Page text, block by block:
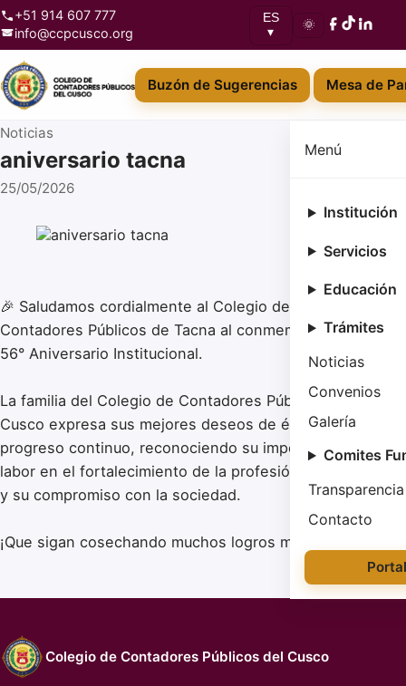
+51 914 607 777
info@ccpcusco.org
ES
▾
🌞
Buzón de Sugerencias Mesa de
Menú
Institución
Servicios
Educación
Trámites
Noticias
Convenios
Galería
Comites
Transparencia
Contacto
Noticias
aniversario tacna
25/05/2026
🎉 Saludamos cordialmente al Colegio de
Contadores Públicos de Tacna al conmemorar su
56° Aniversario Institucional.
La familia del Colegio de Contadores Públicos del
Cusco expresa sus mejores deseos de éxito y
progreso continuo, reconociendo su importante
labor en el fortalecimiento de la profesión contable
y su compromiso con la sociedad.
¡Que sigan cosechando muchos logros más! 👏✨
Colegio de Contadores Públicos del Cusco